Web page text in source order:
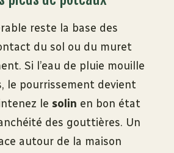
reste la base des
du sol ou du muret
Si l’eau de pluie mouille
le pourrissement devient
le solin en bon état
des gouttières. Un
autour de la maison